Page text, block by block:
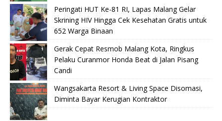
Peringati HUT Ke-81 RI, Lapas Malang Gelar
Skrining HIV Hingga Cek Kesehatan Gratis untuk
652 Warga Binaan
Gerak Cepat Resmob Malang Kota, Ringkus
Pelaku Curanmor Honda Beat di Jalan Pisang
Candi
Wangsakarta Resort & Living Space Disomasi,
Diminta Bayar Kerugian Kontraktor